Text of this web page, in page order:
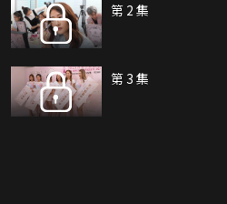
第 2 集
第 3 集